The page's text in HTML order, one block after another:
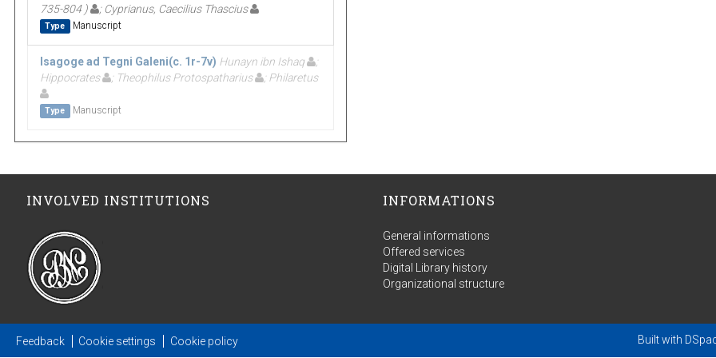
735-804 )
; Cyprianus, Caecilius Thascius
Type Manuscript
Isagoge ad Tegni Galeni(c. 1r-7v) Hunayn ibn Ishaq
;
Hippocrates
; Theophilus Protospatharius ; Philaretus
Type Manuscript
INVOLVED INSTITUTIONS INFORMATIONS
General informations
Offered services
Digital Library history
Organizational structure
Feedback Cookie settings Cookie policy Built with